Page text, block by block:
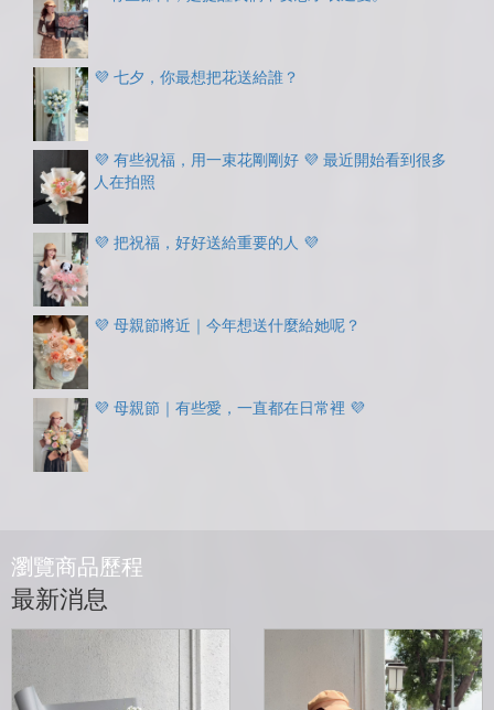
💜 七夕，你最想把花送給誰？
💜 有些祝福，用一束花剛剛好 💜 最近開始看到很多
人在拍照
💜 把祝福，好好送給重要的人 💜
💜 母親節將近｜今年想送什麼給她呢？
💜 母親節｜有些愛，一直都在日常裡 💜
瀏覽商品歷程
最新消息